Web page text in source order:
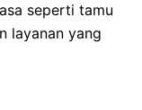
seperti tamu
layanan yang